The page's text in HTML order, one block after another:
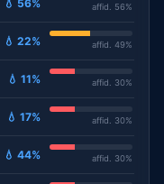
💧 56% affid. 56%
💧 22% affid. 49%
💧 11% affid. 30%
💧 17% affid. 30%
💧 44% affid. 30%